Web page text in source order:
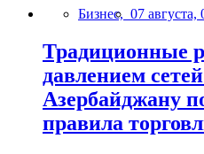
Бизнес, 07 августа,
Традиционные
давлением
Азербайджану
правила